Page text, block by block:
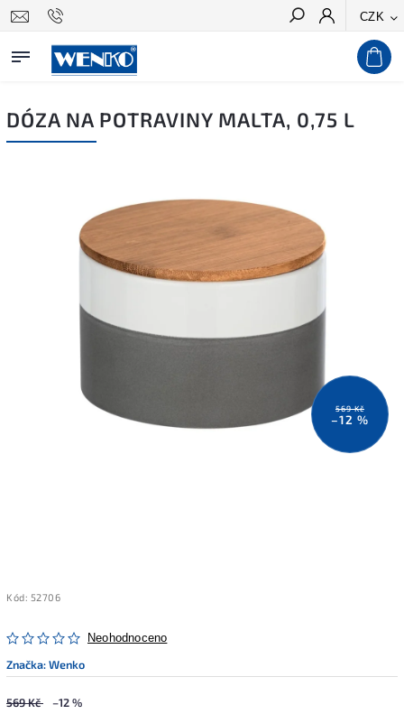
CZK
Hledat
DÓZA NA POTRAVINY MALTA, 0,75 L
569 Kč
–12 %
Kód: 52706
Neohodnoceno
Značka:Wenko
569 Kč –12 %